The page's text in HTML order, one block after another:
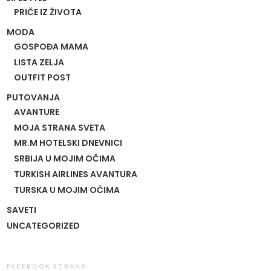
PRIČE IZ ŽIVOTA
MODA
GOSPOĐA MAMA
LISTA ZELJA
OUTFIT POST
PUTOVANJA
AVANTURE
MOJA STRANA SVETA
MR.M HOTELSKI DNEVNICI
SRBIJA U MOJIM OČIMA
TURKISH AIRLINES AVANTURA
TURSKA U MOJIM OČIMA
SAVETI
UNCATEGORIZED
FACEBOOK STRANA